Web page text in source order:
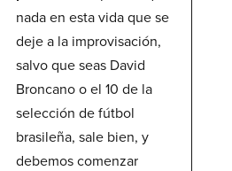
nada en esta vida que se
deje a la improvisación,
salvo que seas David
Broncano o el 10 de la
selección de fútbol
brasileña, sale bien, y
debemos comenzar